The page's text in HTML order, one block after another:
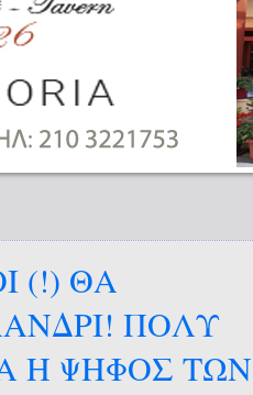
(!) ΘΑ
ΠΟΛΥ
Η ΨΗΦΟΣ ΤΩΝ